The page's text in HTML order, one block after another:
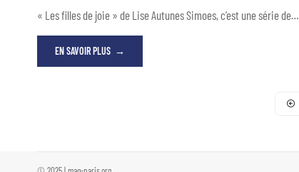
« Les filles de joie » de Lise Autunes Simoes, c’est une série de…
EN SAVOIR PLUS